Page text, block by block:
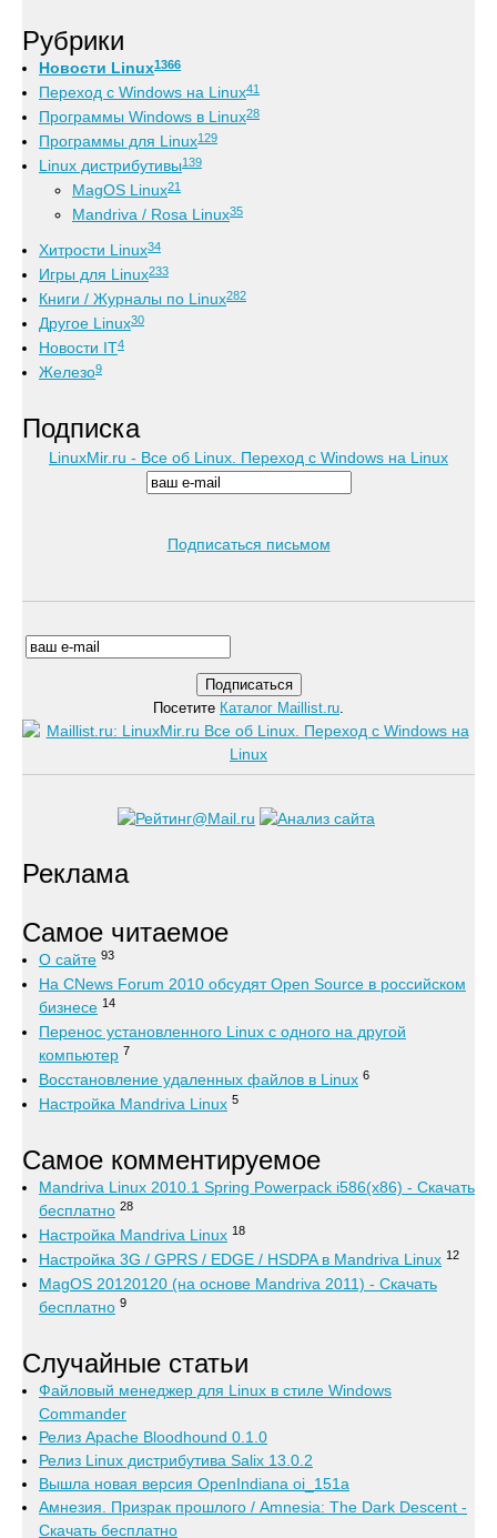
Рубрики
Новости Linux1366
Переход с Windows на Linux41
Программы Windows в Linux28
Программы для Linux129
Linux дистрибутивы139
MagOS Linux21
Mandriva / Rosa Linux35
Хитрости Linux34
Игры для Linux233
Книги / Журналы по Linux282
Другое Linux30
Новости IT4
Железо9
Подписка
LinuxMir.ru - Все об Linux. Переход с Windows на Linux
Подписаться письмом
Посетите Каталог Maillist.ru.
Реклама
Самое читаемое
О сайте 93
На CNews Forum 2010 обсудят Open Source в российском
бизнесе 14
Перенос установленного Linux с одного на другой
компьютер 7
Восстановление удаленных файлов в Linux 6
Настройка Mandriva Linux 5
Самое комментируемое
Mandriva Linux 2010.1 Spring Powerpack i586(x86) - Скачать
бесплатно 28
Настройка Mandriva Linux 18
Настройка 3G / GPRS / EDGE / HSDPA в Mandriva Linux 12
MagOS 20120120 (на основе Mandriva 2011) - Скачать
бесплатно 9
Случайные статьи
Файловый менеджер для Linux в стиле Windows
Commander
Релиз Apache Bloodhound 0.1.0
Релиз Linux дистрибутива Salix 13.0.2
Вышла новая версия OpenIndiana oi_151a
Амнезия. Призрак прошлого / Amnesia: The Dark Descent -
Скачать бесплатно